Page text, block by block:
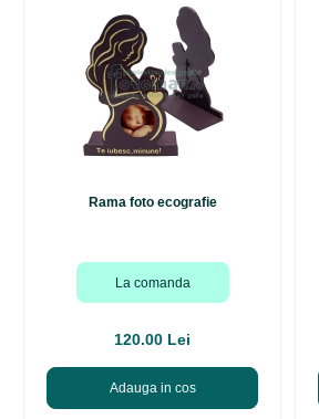
Rama foto ecografie
La comanda
120.00 Lei
Adauga in cos